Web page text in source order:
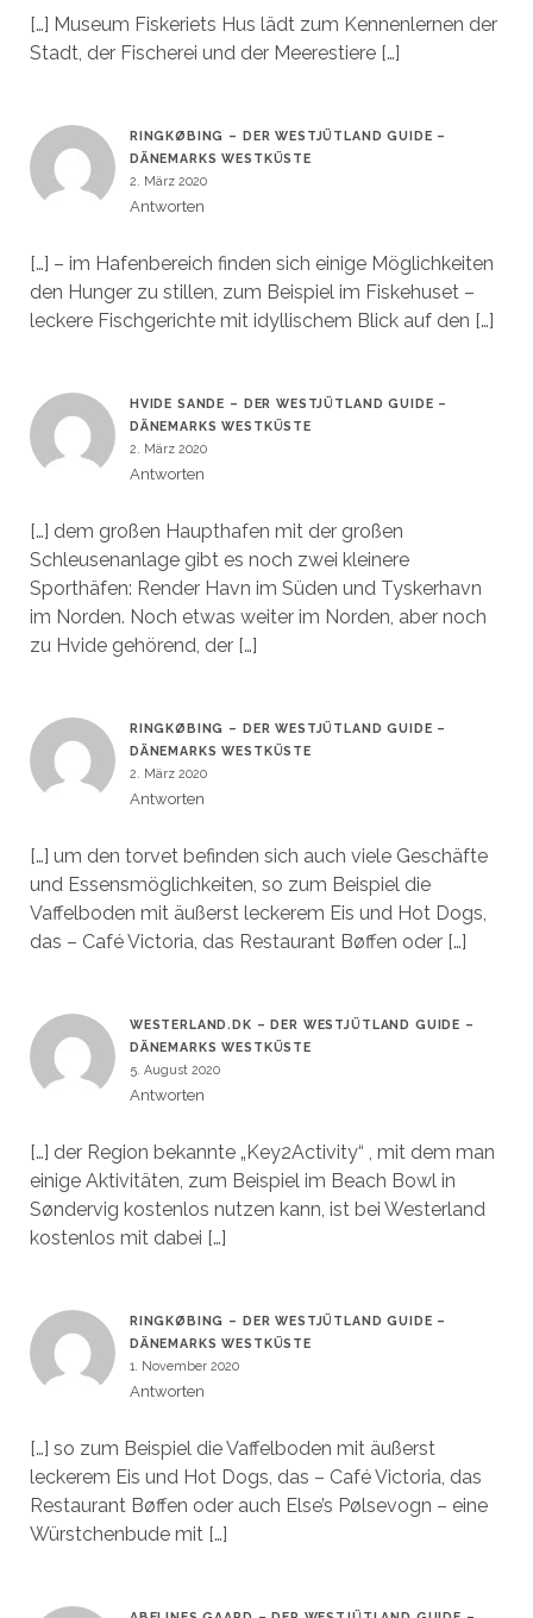
[…] Museum Fiskeriets Hus lädt zum Kennenlernen der
Stadt, der Fischerei und der Meerestiere […]
RINGKØBING – DER WESTJÜTLAND GUIDE –
DÄNEMARKS WESTKÜSTE
2. März 2020
Antworten
[…] – im Hafenbereich finden sich einige Möglichkeiten
den Hunger zu stillen, zum Beispiel im Fiskehuset –
leckere Fischgerichte mit idyllischem Blick auf den […]
HVIDE SANDE – DER WESTJÜTLAND GUIDE –
DÄNEMARKS WESTKÜSTE
2. März 2020
Antworten
[…] dem großen Haupthafen mit der großen
Schleusenanlage gibt es noch zwei kleinere
Sporthäfen: Render Havn im Süden und Tyskerhavn
im Norden. Noch etwas weiter im Norden, aber noch
zu Hvide gehörend, der […]
RINGKØBING – DER WESTJÜTLAND GUIDE –
DÄNEMARKS WESTKÜSTE
2. März 2020
Antworten
[…] um den torvet befinden sich auch viele Geschäfte
und Essensmöglichkeiten, so zum Beispiel die
Vaffelboden mit äußerst leckerem Eis und Hot Dogs,
das – Café Victoria, das Restaurant Bøffen oder […]
WESTERLAND.DK – DER WESTJÜTLAND GUIDE –
DÄNEMARKS WESTKÜSTE
5. August 2020
Antworten
[…] der Region bekannte „Key2Activity“ , mit dem man
einige Aktivitäten, zum Beispiel im Beach Bowl in
Søndervig kostenlos nutzen kann, ist bei Westerland
kostenlos mit dabei […]
RINGKØBING – DER WESTJÜTLAND GUIDE –
DÄNEMARKS WESTKÜSTE
1. November 2020
Antworten
[…] so zum Beispiel die Vaffelboden mit äußerst
leckerem Eis und Hot Dogs, das – Café Victoria, das
Restaurant Bøffen oder auch Else’s Pølsevogn – eine
Würstchenbude mit […]